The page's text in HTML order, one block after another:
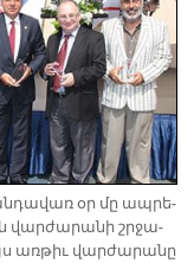
օր մը ապ­րե­
վար­ժա­րա­նի շրջա­
առ­թիւ վար­ժա­րա­նը